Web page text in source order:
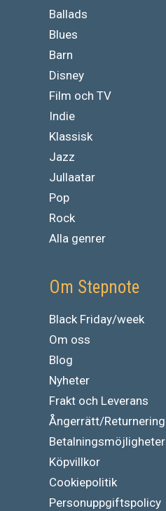
Ballads
Blues
Barn
Disney
Film och TV
Indie
Klassisk
Jazz
Jullaatar
Pop
Rock
Alla genrer
Om Stepnote
Black Friday/week
Om oss
Blog
Nyheter
Frakt och Leverans
Ångerrätt/Returnering
Betalningsmöjligheter
Köpvillkor
Cookiepolitik
Personuppgiftspolicy